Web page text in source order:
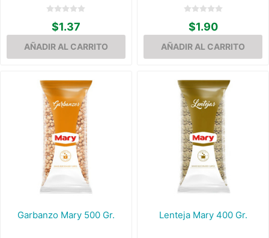
$1.37 $1.90
Garbanzo Mary 500 Gr. Lenteja Mary 400 Gr.